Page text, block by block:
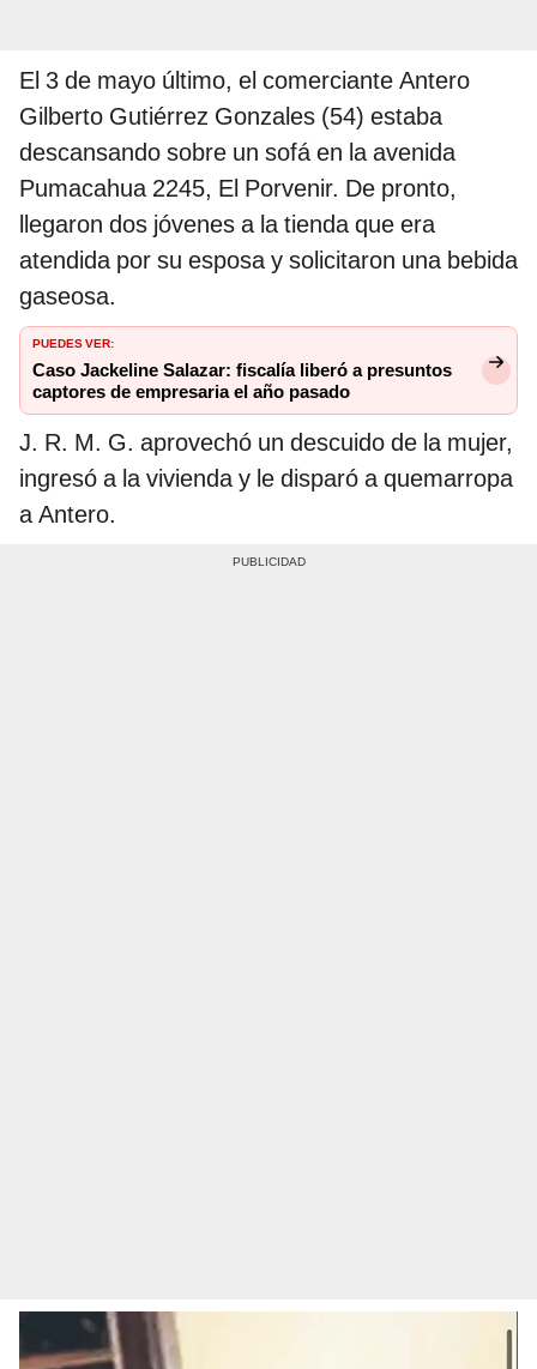
El 3 de mayo último, el comerciante Antero
Gilberto Gutiérrez Gonzales (54) estaba
descansando sobre un sofá en la avenida
Pumacahua 2245, El Porvenir. De pronto,
llegaron dos jóvenes a la tienda que era
atendida por su esposa y solicitaron una bebida
gaseosa.
PUEDES VER:
Caso Jackeline Salazar: fiscalía liberó a presuntos
captores de empresaria el año pasado
J. R. M. G. aprovechó un descuido de la mujer,
ingresó a la vivienda y le disparó a quemarropa
a Antero.